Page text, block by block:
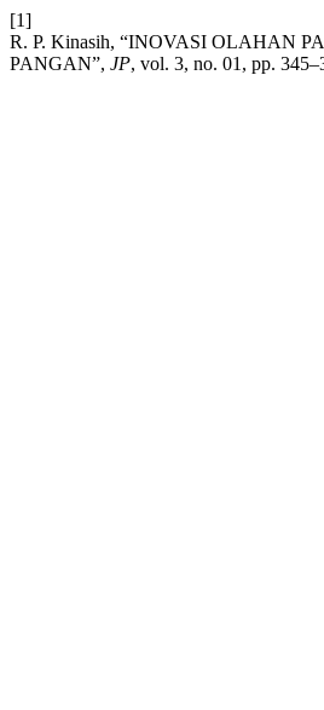
[1]
R. P. Kinasih, “INOVASI OLAHAN
PANGAN”, JP, vol. 3, no. 01, pp.